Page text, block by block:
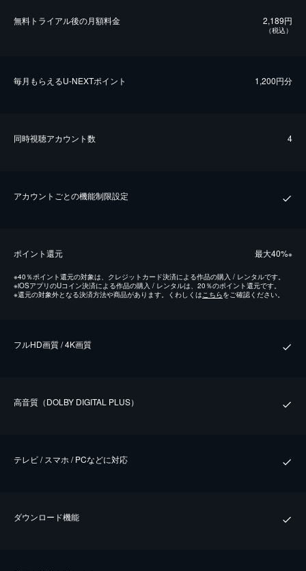
無料トライアル後の⽉額料金 2,189円
（税込）
毎⽉もらえるU-NEXTポイント 1,200円分
同時視聴アカウント数 4
アカウントごとの機能制限設定
ポイント還元 最⼤40%※
※40％ポイント還元の対象は、クレジットカード決済による作品の購入 / レンタルです。
※iOSアプリのUコイン決済による作品の購入 / レンタルは、20％のポイント還元です。
※還元の対象外となる決済方法や商品があります。くわしくはこちらをご確認ください。
フルHD画質 / 4K画質
⾼⾳質（DOLBY DIGITAL PLUS）
テレビ / スマホ / PCなどに対応
ダウンロード機能